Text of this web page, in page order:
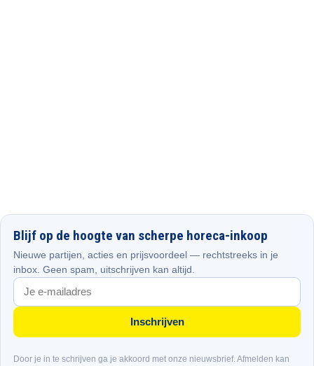
Blijf op de hoogte van scherpe horeca-inkoop
Nieuwe partijen, acties en prijsvoordeel — rechtstreeks in je
inbox. Geen spam, uitschrijven kan altijd.
Inschrijven
Door je in te schrijven ga je akkoord met onze nieuwsbrief. Afmelden kan